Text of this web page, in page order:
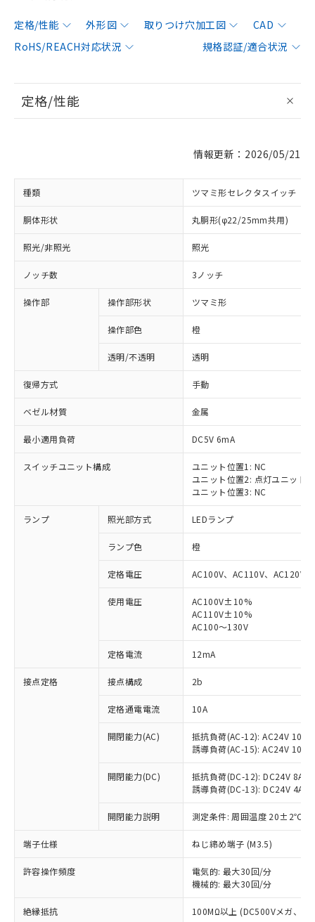
定格/性能 外形図 取りつけ穴加工図
CAD
RoHS/REACH対応状況
規格認証/適合状況
定格/性能
情報更新：2026/05/21
種類 ツマミ形セレクタスイッチ
胴体形状 丸胴形(φ22/25mm共用)
照光/非照光 照光
ノッチ数 3ノッチ
操作部 操作部形状 ツマミ形
操作部色 橙
透明/不透明 透明
復帰方式 手動
ベゼル材質 金属
最小適用負荷 DC5V 6mA
スイッチユニット構成
ユニット位置1: NC
ユニット位置2: 点灯ユニット
ユニット位置3: NC
ランプ 照光部方式 LEDランプ
ランプ色 橙
定格電圧 AC100V、AC110V、AC120V
使用電圧
AC100V±10%
AC110V±10%
AC100～130V
定格電流 12mA
接点定格 接点構成 2b
定格通電電流 10A
開閉能力(AC)
抵抗負荷(AC-12): AC24V 10A/
誘導負荷(AC-15): AC24V
開閉能力(DC)
抵抗負荷(DC-12): DC24V 8A/
誘導負荷(DC-13): DC24V 4A/
開閉能力説明 測定条件: 周囲温度 20±2℃、
端子仕様 ねじ締め端子 (M3.5)
許容操作頻度
電気的: 最大30回/分
機械的: 最大30回/分
絶縁抵抗 100MΩ以上 (DC500Vメガ、点
ご利用条件
以下の条件をお読みいただき、同意のうえ
ご利用ください。
商品の当社在庫状況および標準価格
(税抜)を提供させていただくもので
当社制御機器事業取扱商品の中には、
本サービスの対象外となる商品もある
ことをご了承ください。
在庫状況および標準価格照会結果は、
記載している更新日時点での社内デー
タに基づき作成されるものであり、閲
覧された時点での実際の在庫および標
※1 対応状況
対応済み：EU RoHS指令（10物質）の
非含有に対応した製品が提供可能な商品で
対応予定：EU RoHS指令（10物質）の非含
有に対応した製品に切り替える予定のある
対応予定なし：EU RoHS指令（10物質）の
非含有に非対応の商品で、対応品を出す予
調査・確認中：EU RoHS指令（10物質）の
非含有の対応状況を調査中または確認中の
非該当品：ライセンス料など無形物で、有
害物質有無と関係のない商品です。
仕入先様の事情により、非含有部品として
いたものが、含有品と判明した場合などや
むを得ず変更することがあります。
ミウム(Cd) 100ppm以下、
※1 中国RoHS○×表
「○」：最大均質材料含有率が中国RoHSの
基準値以下であることを示します。
「×」：最大均質材料含有率が中国RoHSの
基準値を超えていることを示します。
「－」：未確認です。当社販売部門へお問
い合わせください。
*中国RoHS10物質の基準値 (GB/T26572)：
Pb(鉛) :1000ppm、 Hg(水銀) : 1000ppm、 Cd(カドミウ
当社は、これら貴社製品のうち、外国
為替および外国貿易法に定める商品
（以下｢規制貨物等」という）を輸出
または国外への提供する場合は、日本
国政府の輸出許可(または役務取引許